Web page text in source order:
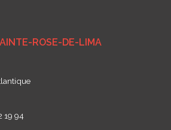
ROSE-DE-LIMA
19 94